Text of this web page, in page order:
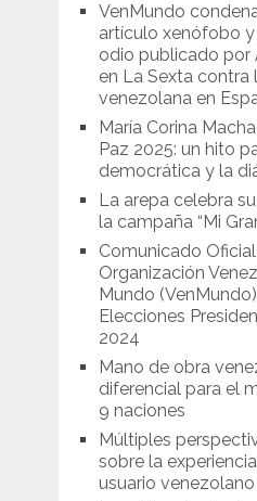
VenMundo
artículo xenófobo
odio publicado por
en La Sexta contra
venezolana en
María Corina
Paz 2025: un hito
democrática y la
La arepa celebra
la campaña “Mi
Comunicado
Organización
Mundo
Elecciones
2024
Mano de obra
diferencial para el
9 naciones
Múltiples
sobre la
usuario